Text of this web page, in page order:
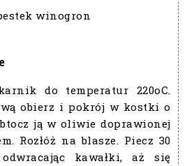
winogron
do temperatur 220oC.
obierz i pokrój w kostki o
ją w oliwie doprawionej
Rozłóż na blasze. Piecz 30
kawałki, aż się